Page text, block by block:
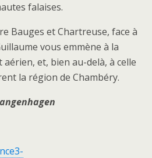
falaises.
Bauges et Chartreuse, face à
vous emmène à la
et, bien au-delà, à celle
la région de Chambéry.